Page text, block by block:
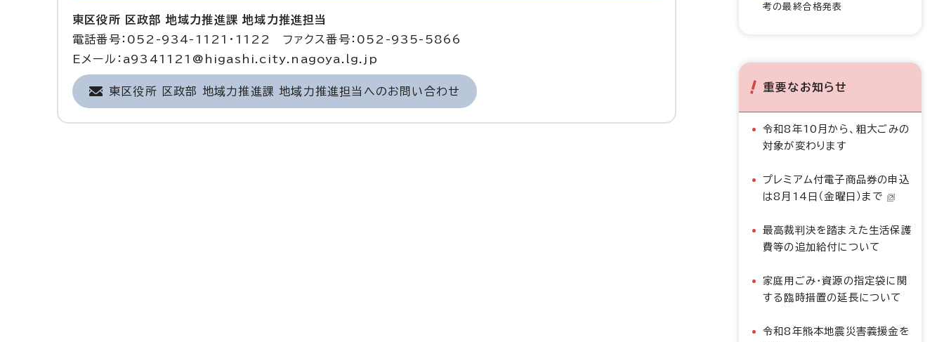
東区役所 区政部 地域力推進課 地域力推進担当
電話番号：052-934-1121・1122 ファクス番号：052-935-5866
Eメール：a9341121@higashi.city.nagoya.lg.jp
東区役所 区政部 地域力推進課 地域力推進担当へのお問い合わせ
考の最終合格発表
重要なお知らせ
令和8年10月から、粗大ごみの
対象が変わります
プレミアム付電子商品券の申込
は8月14日（金曜日）まで
最高裁判決を踏まえた生活保護
費等の追加給付について
家庭用ごみ・資源の指定袋に関
する臨時措置の延長について
令和8年熊本地震災害義援金を